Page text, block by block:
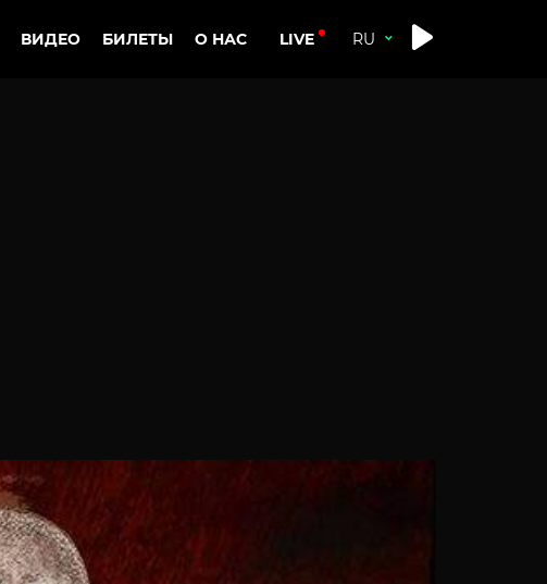
ВИДЕО БИЛЕТЫ О НАС LIVE